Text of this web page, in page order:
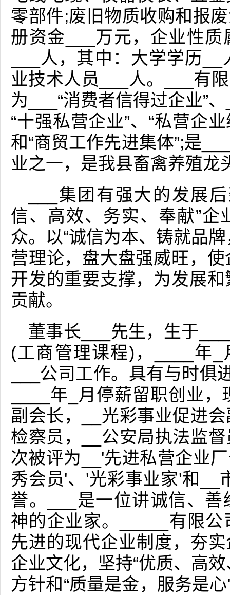
零部件;废旧物质收购和报
册资金___万元，企业性
___人，其中：大学学历
业技术人员___人。___有
为___“消费者信得过企业”
“十强私营企业”、“私营企
和“商贸工作先进集体”;是
业之一，是我县畜禽养殖龙
___集团有强大的发展
信、高效、务实、奉献”
众。以“诚信为本、铸就品
营理论，盘大盘强威旺，
开发的重要支撑，为发展
贡献。
董事长___先生，生于
(工商管理课程)，____年
___公司工作。具有与时
____年_月停薪留职创业
副会长，__光彩事业促进
检察员，__公安局执法监
次被评为__'先进私营企业
秀会员'、'光彩事业家'和__
誉。___是一位讲诚信、
神的企业家。_____有限
先进的现代企业制度，夯
企业文化，坚持“优质、高
方针和“质量是金，服务是